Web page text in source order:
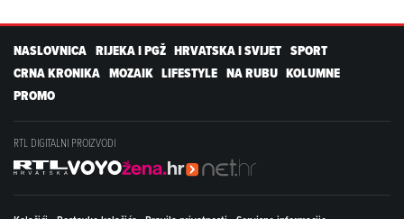
NASLOVNICA RIJEKA I PGŽ HRVATSKA I SVIJET SPORT
CRNA KRONIKA MOZAIK LIFESTYLE NA RUBU KOLUMNE
PROMO
RTL DIGITALNI PROIZVODI